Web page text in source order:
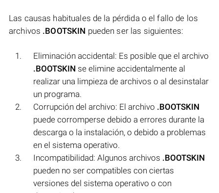
Las causas habituales de la pérdida o el fallo de los
archivos .BOOTSKIN pueden ser las siguientes:
Eliminación accidental: Es posible que el archivo
.BOOTSKIN se elimine accidentalmente al
realizar una limpieza de archivos o al desinstalar
un programa.
Corrupción del archivo: El archivo .BOOTSKIN
puede corromperse debido a errores durante la
descarga o la instalación, o debido a problemas
en el sistema operativo.
Incompatibilidad: Algunos archivos .BOOTSKIN
pueden no ser compatibles con ciertas
versiones del sistema operativo o con